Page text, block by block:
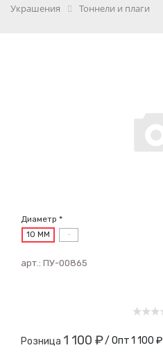
Украшения
Тоннели и плаги
Диаметр *
10 ММ -
арт.: ПУ-00865
Розница 1 100 ₽/ Опт1 100 ₽